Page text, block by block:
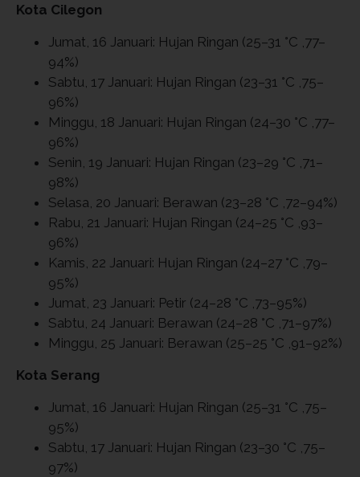
Kota Cilegon
Jumat, 16 Januari: Hujan Ringan (25–31 °C ,77–
94%)
Sabtu, 17 Januari: Hujan Ringan (23–31 °C ,75–
96%)
Minggu, 18 Januari: Hujan Ringan (24–30 °C ,77–
96%)
Senin, 19 Januari: Hujan Ringan (23–29 °C ,71–
98%)
Selasa, 20 Januari: Berawan (23–28 °C ,72–94%)
Rabu, 21 Januari: Hujan Ringan (24–25 °C ,93–
96%)
Kamis, 22 Januari: Hujan Ringan (24–27 °C ,79–
95%)
Jumat, 23 Januari: Petir (24–28 °C ,73–95%)
Sabtu, 24 Januari: Berawan (24–28 °C ,71–97%)
Minggu, 25 Januari: Berawan (25–25 °C ,91–92%)
Kota Serang
Jumat, 16 Januari: Hujan Ringan (25–31 °C ,75–
95%)
Sabtu, 17 Januari: Hujan Ringan (23–30 °C ,75–
97%)